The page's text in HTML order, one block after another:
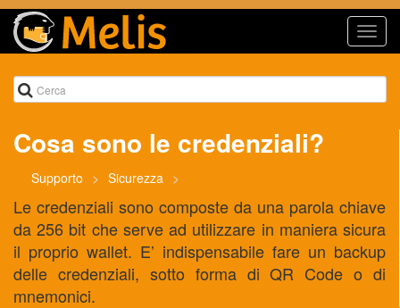
Cosa sono le credenziali?
Supporto Sicurezza
Le credenziali sono composte da una parola chiave
da 256 bit che serve ad utilizzare in maniera sicura
il proprio wallet. E’ indispensabile fare un backup
delle credenziali, sotto forma di QR Code o di
mnemonici.